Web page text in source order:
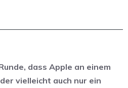
dass Apple an einem
vielleicht auch nur ein